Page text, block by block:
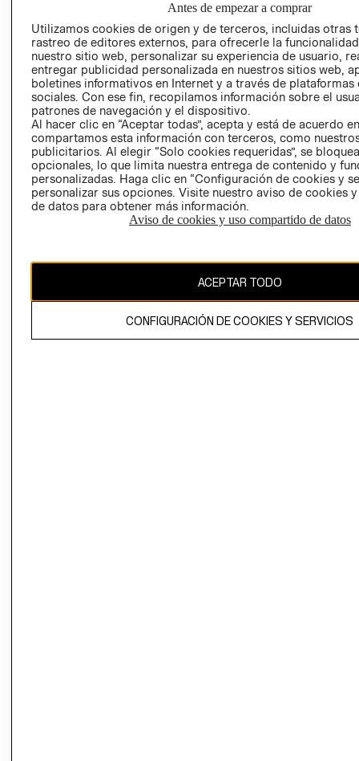
PRENSA
RELACIÓN CON
INVERSIONISTAS
POLÍTICA
EMPRESARIAL
- RETIRO EN
TIENDA
TÉRMINOS Y
CONDICIONES
PRIVACIDAD
GIFT CARD
AVISO DE
COOKIES
Uruguay ($U)
Antes de empezar a comprar
Utilizamos cookies de origen y de terceros, incluidas otras
rastreo de editores externos, para ofrecerle la
nuestro sitio web, personalizar su experiencia de usuario,
entregar publicidad personalizada en nuestros sitios web,
boletines informativos en Internet y a través de plataformas
sociales. Con ese fin, recopilamos información sobre el
patrones de navegación y el dispositivo.
Al hacer clic en “Aceptar todas”, acepta y está de acuerdo
compartamos esta información con terceros, como
publicitarios. Al elegir “Solo cookies requeridas”, se
opcionales, lo que limita nuestra entrega de contenido y
personalizadas. Haga clic en “Configuración de cookies y
personalizar sus opciones. Visite nuestro aviso de cookies
de datos para obtener más información.
Aviso de cookies y uso compartido de datos
ACEPTAR TODO
CONFIGURACIÓN DE COOKIES Y SERVICIOS